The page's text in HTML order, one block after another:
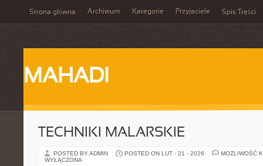
Strona główna Archiwum Kategorie Przyjaciele Spis Treści
MAHADI
TECHNIKI MALARSKIE
POSTED BY ADMIN POSTED ON LUT - 21 - 2026
MOŻLIWOŚĆ
WYŁĄCZONA